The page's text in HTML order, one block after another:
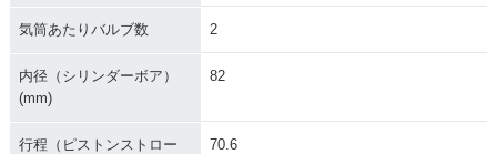
気筒あたりバルブ数 2
内径（シリンダーボア）
(mm)
82
行程（ピストンストロー
70.6